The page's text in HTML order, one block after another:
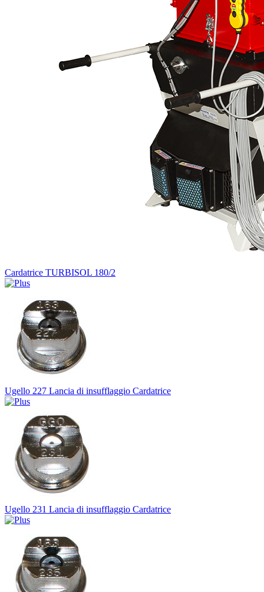
Cardatrice TURBISOL 180/2
Ugello 227 Lancia di insufflaggio Cardatrice
Ugello 231 Lancia di insufflaggio Cardatrice